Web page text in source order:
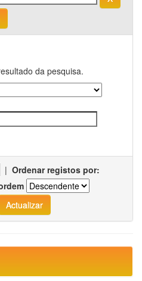
da pesquisa.
| Ordenar registos por: